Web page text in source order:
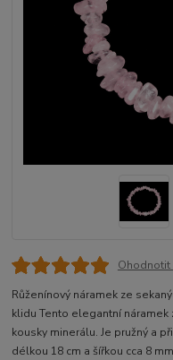
Růženínový náramek ze
klidu Tento elegantní náramek
kousky minerálu. Je pružný a
délkou 18 cm a šířkou cca 8